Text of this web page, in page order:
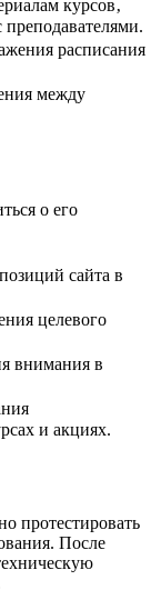
курсов‚
расписания
между
о его
сайта в
целевого
внимания в
и акциях.
протестировать
После